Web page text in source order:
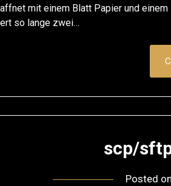
mit einem Blatt Papier und
so lange zwei…
scp/
Posted on